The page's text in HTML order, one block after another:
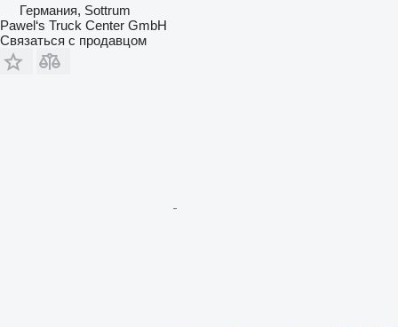
Германия, Sottrum
Pawel‘s Truck Center GmbH
Связаться с продавцом